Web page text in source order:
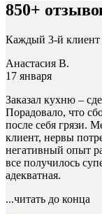
850+
Каждый 3-й клиент
Анастасия В.
17 января
Заказал кухню –
Порадовало, что
после себя грязи.
клиент, нервы
негативный опыт
все получилось
адекватная.
...читать до конца